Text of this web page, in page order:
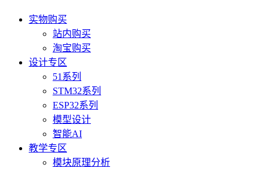
实物购买
站内购买
淘宝购买
设计专区
51系列
STM32系列
ESP32系列
模型设计
智能AI
教学专区
模块原理分析